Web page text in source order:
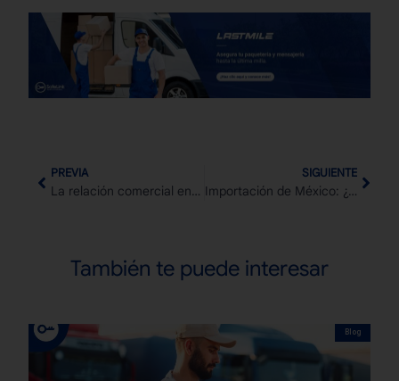
PREVIA
La relación comercial entre México y Europa
SIGUIENTE
Importación de México: ¿Cuáles son los principales proveedores de nuestro país?
También te puede interesar
Blog